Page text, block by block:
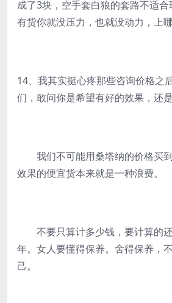
成了3块，空手套白狼的套路不适
有货你就没压力，也就没动力，上哪
14、我其实挺心疼那些咨询价格之
们，敢问你是希望有好的效果，还
我们不可能用桑塔纳的价格买
效果的便宜货本来就是一种浪费。
不要只算计多少钱，要计算的
年。女人要懂得保养。舍得保养，
己。